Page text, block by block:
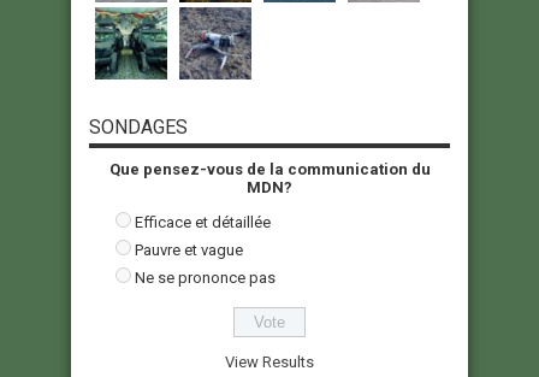
SONDAGES
Que pensez-vous de la communication du
MDN?
Efficace et détaillée
Pauvre et vague
Ne se prononce pas
View Results